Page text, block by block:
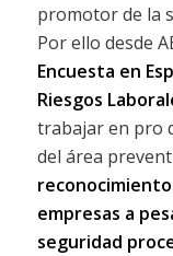
promotor de la
Por ello desde
Encuesta en
Riesgos
trabajar en pro
del área
empresas a
seguridad